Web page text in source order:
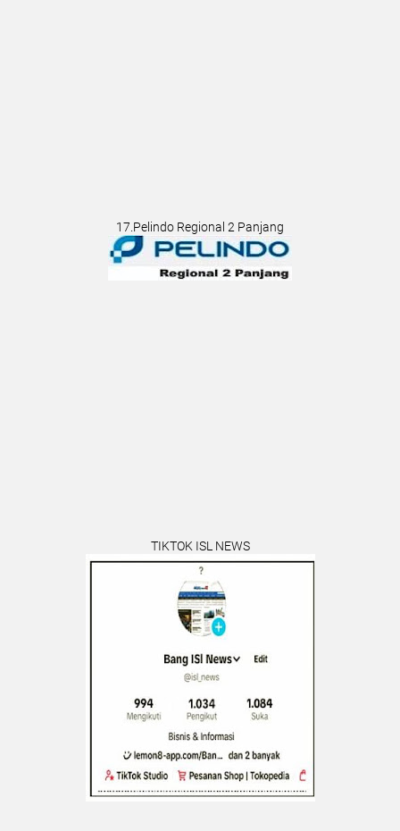
17.Pelindo Regional 2 Panjang
TIKTOK ISL NEWS